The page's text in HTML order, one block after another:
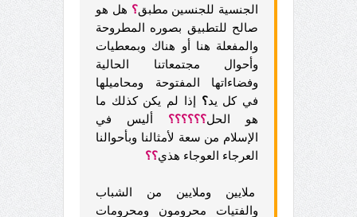
الجنسية للجنسين مطبق؟ هل هو
صالح للتطبيق بصوره المطروحة
والمفعلة هنا أو هناك وبمعطيات
وأحوال مجتمعاتنا الحالية
وفضاءاتها المفتوحة ومحاميلها
في كل يد؟ إذا لم يكن كذلك ما
هو الحل؟؟؟؟؟؟
أليس في
الإسلام من سعة لأمثالنا وبأحوالنا
العرجاء العوجاء هذي؟؟
ملايين وملايين من الشباب
والفتيات محرومون ومحرومات